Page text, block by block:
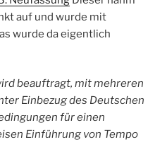
auf und wurde mit
wurde da eigentlich
beauftragt, mit mehreren
Einbezug des Deutschen
für einen
Einführung von Tempo